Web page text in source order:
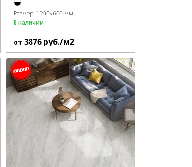
Размер: 1200x600 мм
В наличии
от 3876 руб./м2